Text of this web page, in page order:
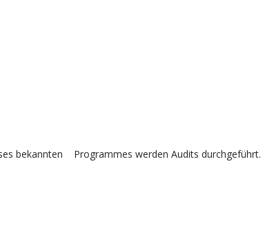
bekannten Programmes werden Audits durchgeführt.